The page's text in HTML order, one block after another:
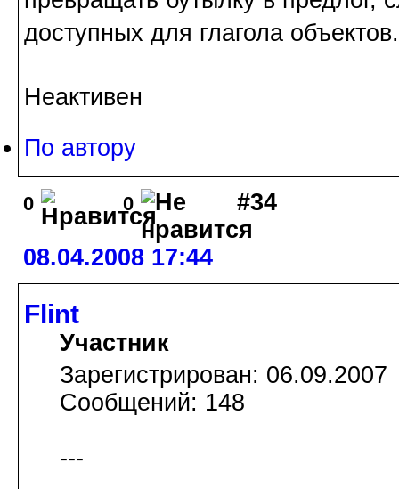
доступных для глагола объектов.
Неактивен
По автору
0 0 #34
08.04.2008 17:44
Flint
Участник
Зарегистрирован: 06.09.2007
Сообщений: 148
---